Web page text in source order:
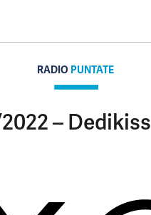
RADIO PUNTATE
– Dedikiss